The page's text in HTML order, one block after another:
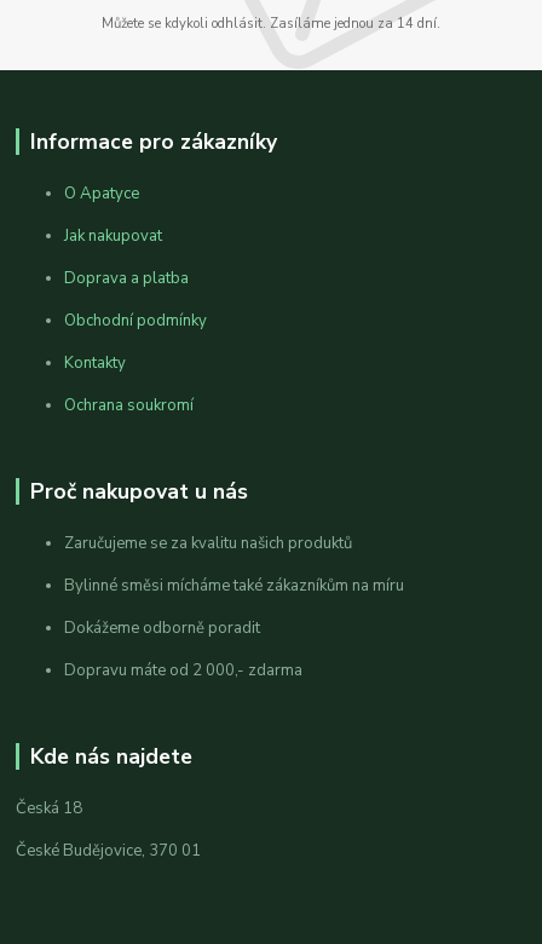
Můžete se kdykoli odhlásit. Zasíláme jednou za 14 dní.
Informace pro zákazníky
O Apatyce
Jak nakupovat
Doprava a platba
Obchodní podmínky
Kontakty
Ochrana soukromí
Proč nakupovat u nás
Zaručujeme se za kvalitu našich produktů
Bylinné směsi mícháme také zákazníkům na míru
Dokážeme odborně poradit
Dopravu máte od 2 000,- zdarma
Kde nás najdete
Česká 18
České Budějovice, 370 01